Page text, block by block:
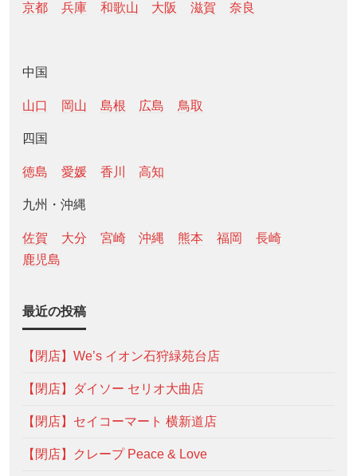
京都 兵庫 和歌山 大阪 滋賀 奈良
中国
山口 岡山 島根 広島 鳥取
四国
徳島 愛媛 香川 高知
九州・沖縄
佐賀 大分 宮崎 沖縄 熊本 福岡
長崎
鹿児島
最近の投稿
【閉店】We’s イオン石狩緑苑台店
【閉店】ダイソー セリオ大曲店
【閉店】セイコーマート 横新道店
【閉店】クレープ Peace & Love